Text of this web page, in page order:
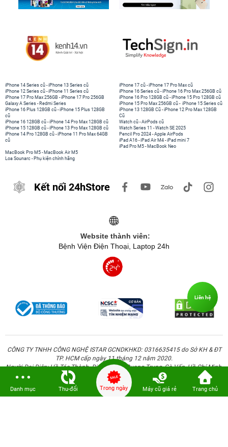
iPhone 14 Series cũ -iPhone 13 Series cũ
iPhone 12 Series cũ -iPhone 11 Series cũ
iPhone 17 Pro Max 256GB -iPhone 17 Pro 256GB
Galaxy A Series - Redmi Series
iPhone 17 cũ -iPhone 17 Pro Max cũ
iPhone 16 Series cũ - iPhone 16 Pro Max 256GB cũ
iPhone 16 Pro 128GB cũ -iPhone 15 Pro 128GB cũ
iPhone 15 Pro Max 256GB cũ - iPhone 15 Series cũ
iPhone 16 Plus 128GB cũ -iPhone 15 Plus 128GB
cũ
iPhone 16 128GB cũ -iPhone 14 Pro Max 128GB cũ
iPhone 15 128GB cũ -iPhone 13 Pro Max 128GB cũ
iPhone 14 Pro 128GB cũ -iPhone 11 Pro Max 64GB
cũ
iPhone 13 128GB Cũ -iPhone 12 Pro Max 128GB
Cũ
Watch cũ -AirPods cũ
Watch Series 11 -Watch SE 2025
Pencil Pro 2024 -Apple AirPods
iPad A16 -iPad Air M4 -iPad mini 7
iPad Pro M5 - MacBook Neo
MacBook Pro M5 - MacBook Air M5
Loa Sounarc - Phụ kiện chính hãng
Kết nối 24hStore
Website thành viên:
Bệnh Viện Điện Thoại, Laptop 24h
CÔNG TY TNHH CÔNG NGHỆ ISTAR GCNDKHKD: 0316635415 do Sở KH & ĐT
TP. HCM cấp ngày 11 tháng 12 năm 2020.
Người Đại Diện: Hồ Tác Thành. Địa chỉ: 389 Quang Trung, Gò Vấp, Hồ Chí Minh.
Danh mục Thu-đổi Trong ngày Máy cũ giá rẻ Trang chủ
Liên hệ